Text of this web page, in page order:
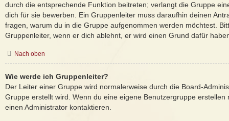
durch die entsprechende Funktion beitreten; verlangt die Gruppe
dich für sie bewerben. Ein Gruppenleiter muss daraufhin deinen
fragen, warum du in die Gruppe aufgenommen werden möchtest.
Gruppenleiter, wenn er dich ablehnt, er wird einen Grund dafür
Nach oben
Wie werde ich Gruppenleiter?
Der Leiter einer Gruppe wird normalerweise durch die Board-
Gruppe erstellt wird. Wenn du eine eigene Benutzergruppe erstellen
einen Administrator kontaktieren.